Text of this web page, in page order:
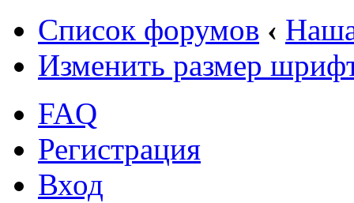
Список форумов ‹
Изменить размер
FAQ
Регистрация
Вход